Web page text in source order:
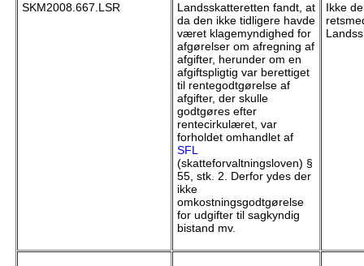
SKM2008.667.LSR
Landsskatteretten fandt, at
da den ikke tidligere havde
været klagemyndighed for
afgørelser om afregning af
afgifter, herunder om en
afgiftspligtig var berettiget
til rentegodtgørelse af
afgifter, der skulle
godtgøres efter
rentecirkulæret, var
forholdet omhandlet af
SFL
(skatteforvaltningsloven) §
55, stk. 2. Derfor ydes der
ikke
omkostningsgodtgørelse
for udgifter til sagkyndig
bistand mv.
Ikke